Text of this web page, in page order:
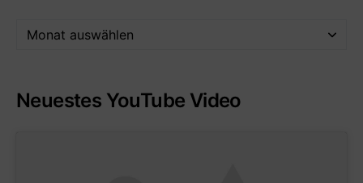
Neuestes YouTube Video